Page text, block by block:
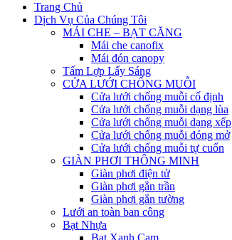
Trang Chủ
Dịch Vụ Của Chúng Tôi
MÁI CHE – BẠT CĂNG
Mái che canofix
Mái đón canopy
Tấm Lợp Lấy Sáng
CỬA LƯỚI CHỐNG MUỖI
Cửa lưới chống muỗi cố định
Cửa lưới chống muỗi dạng lùa
Cửa lưới chống muỗi dạng xếp
Cửa lưới chống muỗi đóng mở
Cửa lưới chống muỗi tự cuốn
GIÀN PHƠI THÔNG MINH
Giàn phơi điện tử
Giàn phơi gắn trần
Giàn phơi gắn tường
Lưới an toàn ban công
Bạt Nhựa
Bạt Xanh Cam